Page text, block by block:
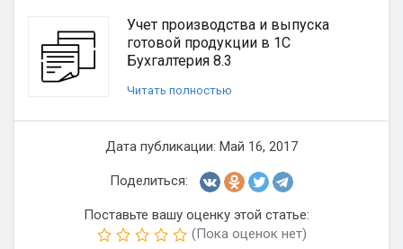
Учет производства и выпуска
готовой продукции в 1С
Бухгалтерия 8.3
Читать полностью
Дата публикации: Май 16, 2017
Поделиться:
Поставьте вашу оценку этой статье:
(Пока оценок нет)